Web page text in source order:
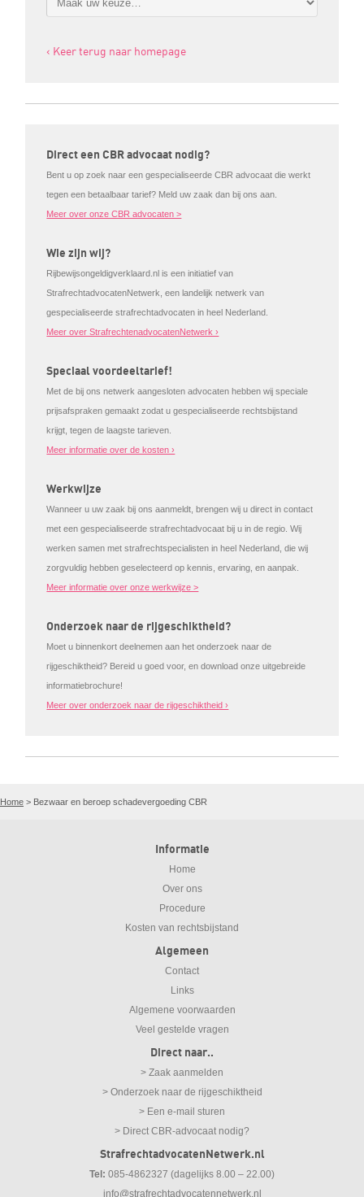
‹ Keer terug naar homepage
Direct een CBR advocaat nodig?
Bent u op zoek naar een gespecialiseerde CBR advocaat die werkt
tegen een betaalbaar tarief? Meld uw zaak dan bij ons aan.
Meer over onze CBR advocaten >
Wie zijn wij?
Rijbewijsongeldigverklaard.nl is een initiatief van
StrafrechtadvocatenNetwerk, een landelijk netwerk van
gespecialiseerde strafrechtadvocaten in heel Nederland.
Meer over StrafrechtenadvocatenNetwerk ›
Speciaal voordeeltarief!
Met de bij ons netwerk aangesloten advocaten hebben wij speciale
prijsafspraken gemaakt zodat u gespecialiseerde rechtsbijstand
krijgt, tegen de laagste tarieven.
Meer informatie over de kosten ›
Werkwijze
Wanneer u uw zaak bij ons aanmeldt, brengen wij u direct in contact
met een gespecialiseerde strafrechtadvocaat bij u in de regio. Wij
werken samen met strafrechtspecialisten in heel Nederland, die wij
zorgvuldig hebben geselecteerd op kennis, ervaring, en aanpak.
Meer informatie over onze werkwijze >
Onderzoek naar de rijgeschiktheid?
Moet u binnenkort deelnemen aan het onderzoek naar de
rijgeschiktheid? Bereid u goed voor, en download onze uitgebreide
informatiebrochure!
Meer over onderzoek naar de rijgeschiktheid ›
Home > Bezwaar en beroep schadevergoeding CBR
Informatie
Home
Over ons
Procedure
Kosten van rechtsbijstand
Algemeen
Contact
Links
Algemene voorwaarden
Veel gestelde vragen
Direct naar..
> Zaak aanmelden
> Onderzoek naar de rijgeschiktheid
> Een e-mail sturen
> Direct CBR-advocaat nodig?
StrafrechtadvocatenNetwerk.nl
Tel: 085-4862327 (dagelijks 8.00 – 22.00)
info@strafrechtadvocatennetwerk.nl